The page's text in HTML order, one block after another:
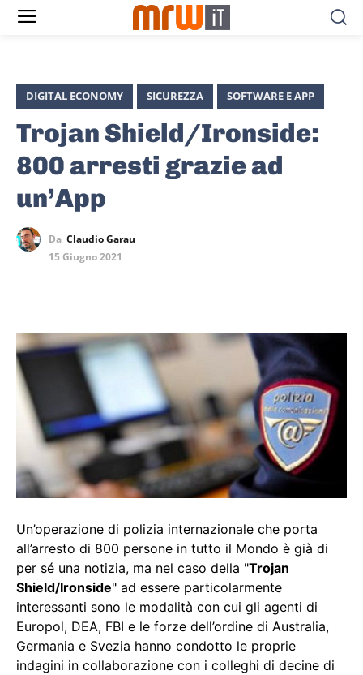
DIGITAL ECONOMY SICUREZZA SOFTWARE E APP
Trojan Shield/Ironside:
800 arresti grazie ad
un’App
Da Claudio Garau
15 Giugno 2021
Un’operazione di polizia internazionale che porta
all’arresto di 800 persone in tutto il Mondo è già di
per sé una notizia, ma nel caso della "Trojan
Shield/Ironside" ad essere particolarmente
interessanti sono le modalità con cui gli agenti di
Europol, DEA, FBI e le forze dell’ordine di Australia,
Germania e Svezia hanno condotto le proprie
indagini in collaborazione con i colleghi di decine di